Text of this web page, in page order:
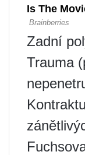
Zadní
Trauma